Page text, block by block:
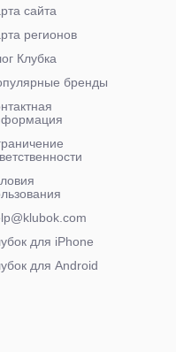
сайта
регионов
Клубка
бренды
для iPhone
для Android